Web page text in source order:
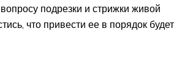
подрезки и стрижки живой
что привести ее в порядок будет